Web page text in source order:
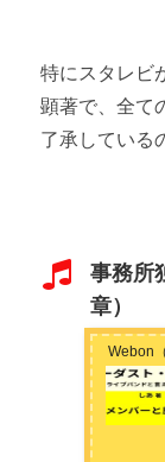
特にスタレビ
顕著で、全て
了承している
事務所
章）
Webon